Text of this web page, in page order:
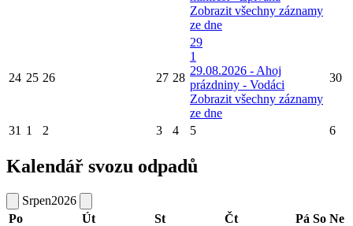
Zobrazit všechny záznamy
ze dne
24 25 26 27 28
29
1
29.08.2026 - Ahoj
prázdniny - Vodáci
Zobrazit všechny záznamy
ze dne
30
31 1 2 3 4 5 6
Kalendář svozu odpadů
Srpen2026
Po
Út St Čt Pá So Ne